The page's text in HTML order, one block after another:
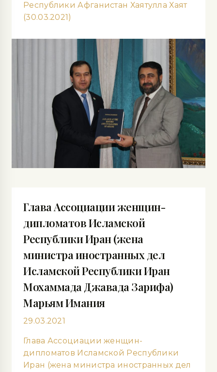
Республики Афганистан Хаятулла Хаят
(30.03.2021)
Глава Ассоциации женщин-
дипломатов Исламской
Республики Иран (жена
министра иностранных дел
Исламской Республики Иран
Мохаммада Джавада Зарифа)
Марьям Имания
29.03.2021
Глава Ассоциации женщин-
дипломатов Исламской Республики
Иран (жена министра иностранных дел